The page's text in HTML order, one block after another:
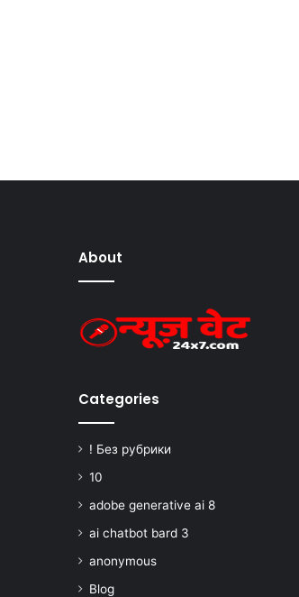
About
Categories
! Без рубрики
10
adobe generative ai 8
ai chatbot bard 3
anonymous
Blog